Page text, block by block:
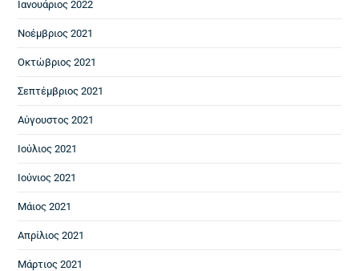
Ιανουάριος 2022
Νοέμβριος 2021
Οκτώβριος 2021
Σεπτέμβριος 2021
Αύγουστος 2021
Ιούλιος 2021
Ιούνιος 2021
Μάιος 2021
Απρίλιος 2021
Μάρτιος 2021